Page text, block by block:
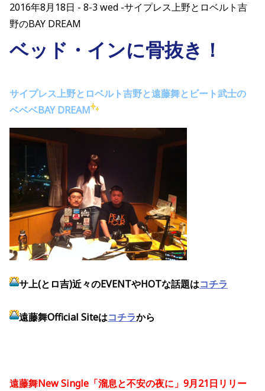
2016年8月18日
8-3 wed -サイプレス上野とロベルト吉
野のBAY DREAM
ベッド・インに骨抜き！
サイプレス上野とロベルト吉野と遠藤舞とビート武士の
ベベベBAY DREAM
サ上(とロ吉)近々のEVENTやHOTな話題はコチラ
遠藤舞Official Siteはコチラから
遠藤舞New Single「溜息と不安の夜に」9月21日リリー